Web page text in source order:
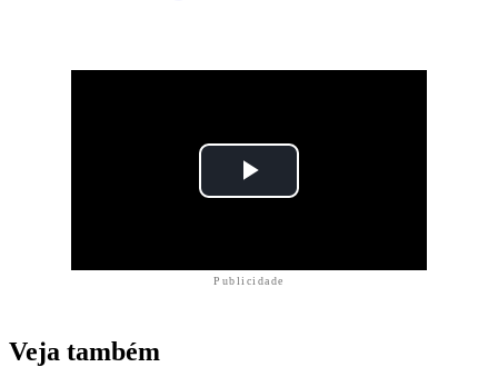
Publicidade
Veja também